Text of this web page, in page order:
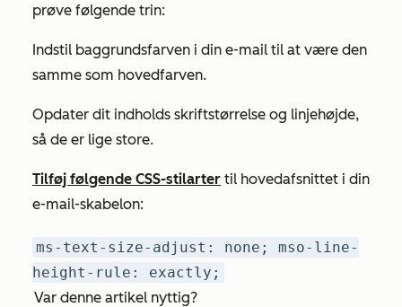
prøve følgende trin:
Indstil baggrundsfarven i din e-mail til at være den
samme som hovedfarven.
Opdater dit indholds skriftstørrelse og linjehøjde,
så de er lige store.
Tilføj følgende CSS-stilarter til hovedafsnittet i din
e-mail-skabelon:
ms-text-size-adjust: none; mso-line-
height-rule: exactly;
Var denne artikel nyttig?